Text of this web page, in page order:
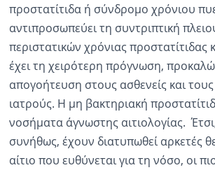
προστατίτιδα ή σύνδρομο χρόνιου
αντιπροσωπεύει τη συντριπτική
περιστατικών χρόνιας προστατίτιδας
έχει τη χειρότερη πρόγνωση,
απογοήτευση στους ασθενείς και
ιατρούς. Η μη βακτηριακή
νοσήματα άγνωστης αιτιολογίας.
συνήθως, έχουν διατυπωθεί αρκετές
αίτιο που ευθύνεται για τη νόσο, οι